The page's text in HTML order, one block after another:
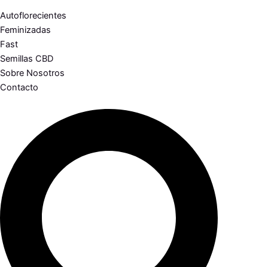
Autoflorecientes
Feminizadas
Fast
Semillas CBD
Sobre Nosotros
Contacto